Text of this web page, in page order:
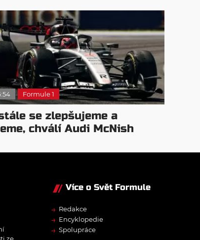
Formule 1
se zlepšujeme a
chválí Audi McNish
Více o Svět Formule
→ Redakce
→ Encyklopedie
→ Spolupráce